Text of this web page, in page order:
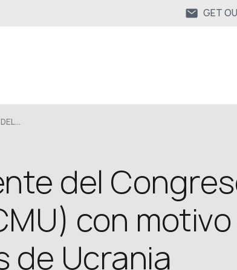
GET
del
con
de Ucrania